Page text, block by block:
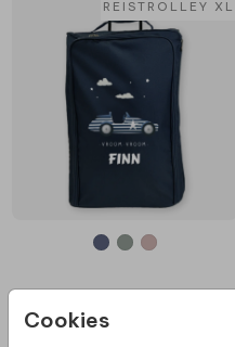
Cookies
REISTROLLEY XL